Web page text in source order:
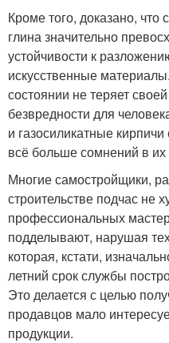
Кроме того, доказано,
глина значительно
устойчивости к
искусственные
состоянии не теряет
безвредности для
и газосиликатные
всё больше сомнений в их
Многие самостройщики,
строительстве подчас не
профессиональных
подделывают, нарушая
которая, кстати,
летний срок службы
Это делается с целью
продавцов мало
продукции.